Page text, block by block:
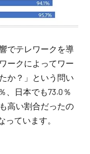
でテレワークを導
ークによってワー
か？」という問い
、日本でも73.0％
高い割合だったの
っています。